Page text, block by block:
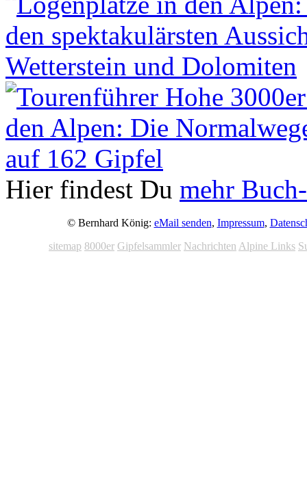
Hier findest Du mehr
© Bernhard König: eMail senden, Impressum,
sitemap 8000er Gipfelsammler Nachrichten Alpine Links